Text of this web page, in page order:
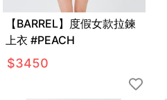
【BARREL】度假女款拉鍊
上衣 #PEACH
$3450